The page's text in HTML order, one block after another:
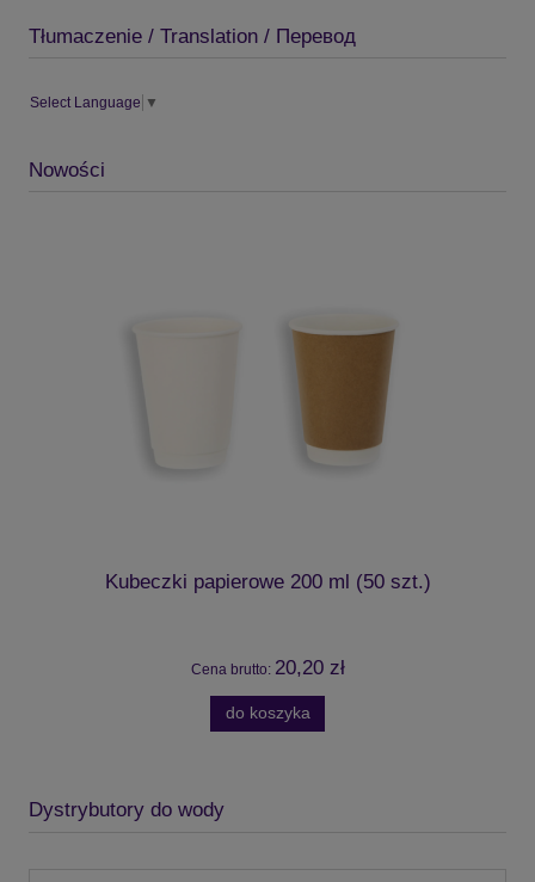
Tłumaczenie / Translation / Перевод
Select Language ▼
Nowości
Kubeczki papierowe 200 ml (50 szt.)
Cena brutto: 20,20 zł
do koszyka
Dystrybutory do wody